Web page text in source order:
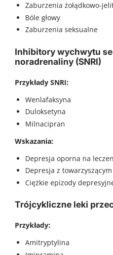
Zaburzenia żołądkowo-
Bóle głowy
Zaburzenia seksualne
Inhibitory wychwytu
noradrenaliny (SNRI)
Przykłady SNRI:
Wenlafaksyna
Duloksetyna
Milnacipran
Wskazania:
Depresja oporna na
Depresja z
Ciężkie epizody
Trójcykliczne leki
Przykłady:
Amitryptylina